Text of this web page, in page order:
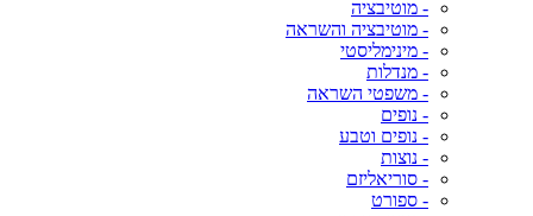
- מוטיבציה
- מוטיבציה והשראה
- מינימליסטי
- מנדלות
- משפטי השראה
- נופים
- נופים וטבע
- נוצות
- סוריאליזם
- ספורט